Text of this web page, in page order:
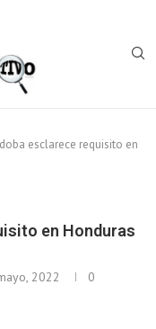
esclarece requisito en
en Honduras
2022
0